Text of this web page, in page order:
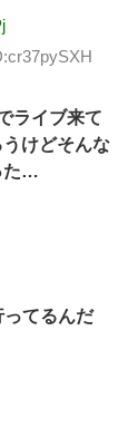
ライブ来て
けどそんな
た…
てるんだ